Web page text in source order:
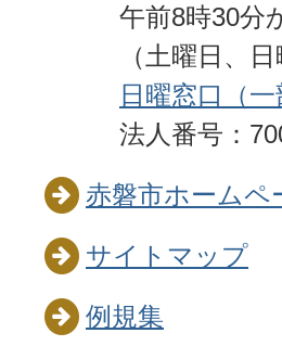
午前8時30分
（土曜日、
日曜窓口（一
法人番号：
赤磐市ホームペ
サイトマップ
例規集